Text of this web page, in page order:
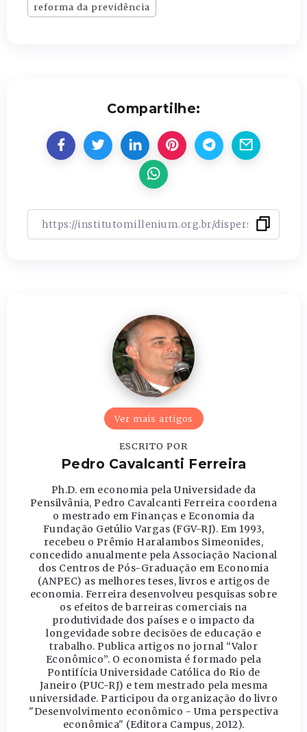
reforma da previdência
Compartilhe:
Ver mais artigos
ESCRITO POR
Pedro Cavalcanti Ferreira
Ph.D. em economia pela Universidade da
Pensilvânia, Pedro Cavalcanti Ferreira coordena
o mestrado em Finanças e Economia da
Fundação Getúlio Vargas (FGV-RJ). Em 1993,
recebeu o Prêmio Haralambos Simeonides,
concedido anualmente pela Associação Nacional
dos Centros de Pós-Graduação em Economia
(ANPEC) as melhores teses, livros e artigos de
economia. Ferreira desenvolveu pesquisas sobre
os efeitos de barreiras comerciais na
produtividade dos países e o impacto da
longevidade sobre decisões de educação e
trabalho. Publica artigos no jornal “Valor
Econômico”. O economista é formado pela
Pontifícia Universidade Católica do Rio de
Janeiro (PUC-RJ) e tem mestrado pela mesma
universidade. Participou da organização do livro
"Desenvolvimento econômico - Uma perspectiva
econômica" (Editora Campus, 2012).